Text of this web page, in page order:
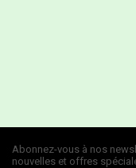
Abonnez-vous à nos
nouvelles et offres